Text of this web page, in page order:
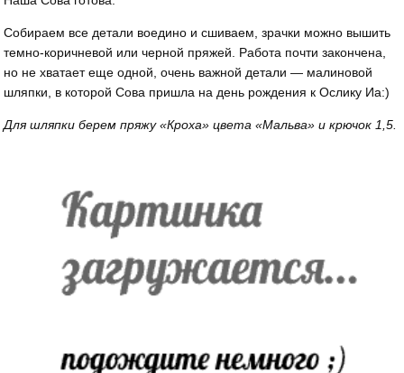
Собираем все детали воедино и сшиваем, зрачки можно вышить
темно-коричневой или черной пряжей. Работа почти закончена,
но не хватает еще одной, очень важной детали — малиновой
шляпки, в которой Сова пришла на день рождения к Ослику Иа:)
Для шляпки берем пряжу «Кроха» цвета «Мальва» и крючок 1,5.